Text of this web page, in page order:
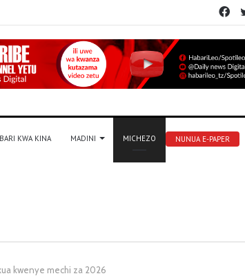
KWA KINA MADINI MICHEZO NUNUA E-PAPER
kwenye mechi za 2026